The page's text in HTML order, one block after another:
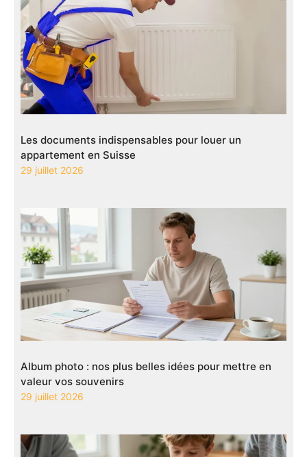
Les documents indispensables pour louer un
appartement en Suisse
29 juillet 2026
Album photo : nos plus belles idées pour mettre en
valeur vos souvenirs
29 juillet 2026